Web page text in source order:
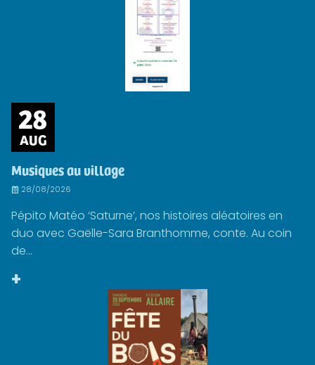
28
AUG
Musiques au village
28/08/2026
Pépito Matéo ‘Saturne’, nos histoires aléatoires en
duo avec Gaëlle-Sara Branthomme, conte. Au coin
de...
+